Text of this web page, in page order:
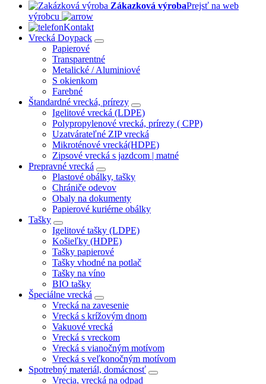
Zákazková výrobaPrejsť na web
výrobcu
Kontakt
Vrecká Doypack
Papierové
Transparentné
Metalické / Aluminiové
S okienkom
Farebné
Štandardné vrecká, prírezy
Igelitové vrecká (LDPE)
Polypropylenové vrecká, prírezy ( CPP)
Uzatvárateľné ZIP vrecká
Mikroténové vrecká(HDPE)
Zipsové vrecká s jazdcom | matné
Prepravné vrecká
Plastové obálky, tašky
Chrániče odevov
Obaly na dokumenty
Papierové kuriérne obálky
Tašky
Igelitové tašky (LDPE)
Košieľky (HDPE)
Tašky papierové
Tašky vhodné na potlač
Tašky na víno
BIO tašky
Špeciálne vrecká
Vrecká na zavesenie
Vrecká s krížovým dnom
Vakuové vrecká
Vrecká s vreckom
Vrecká s vianočným motívom
Vrecká s veľkonočným motívom
Spotrebný materiál, domácnosť
Vrecia, vrecká na odpad